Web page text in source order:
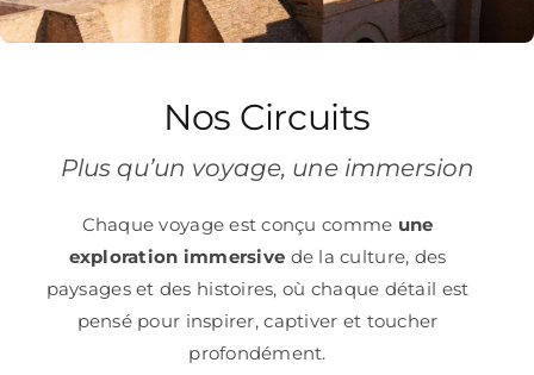
Nos Circuits
Plus qu’un voyage, une immersion
Chaque voyage est conçu comme une
exploration immersive de la culture, des
paysages et des histoires, où chaque détail est
pensé pour inspirer, captiver et toucher
profondément.